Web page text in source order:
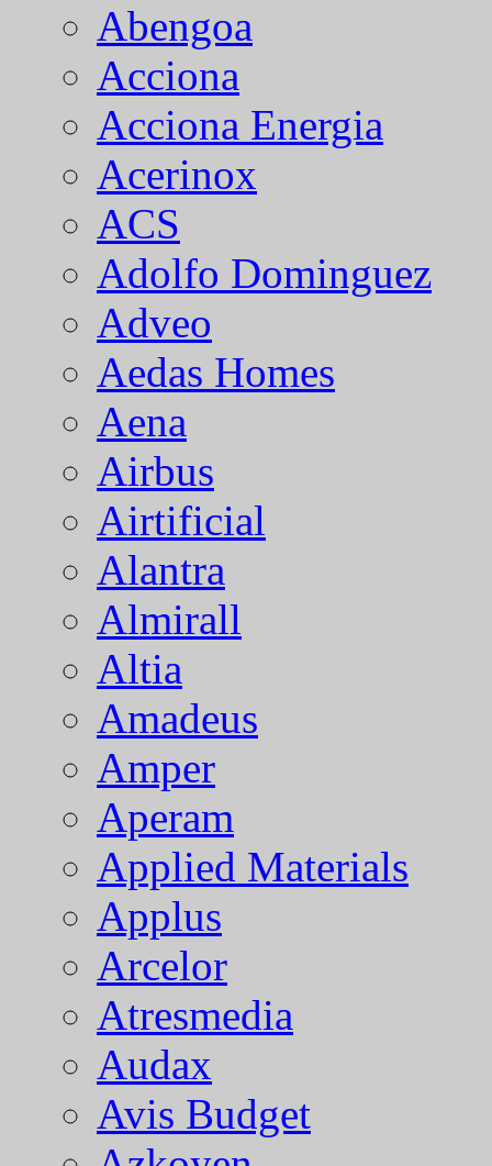
Abengoa
Acciona
Acciona Energia
Acerinox
ACS
Adolfo Dominguez
Adveo
Aedas Homes
Aena
Airbus
Airtificial
Alantra
Almirall
Altia
Amadeus
Amper
Aperam
Applied Materials
Applus
Arcelor
Atresmedia
Audax
Avis Budget